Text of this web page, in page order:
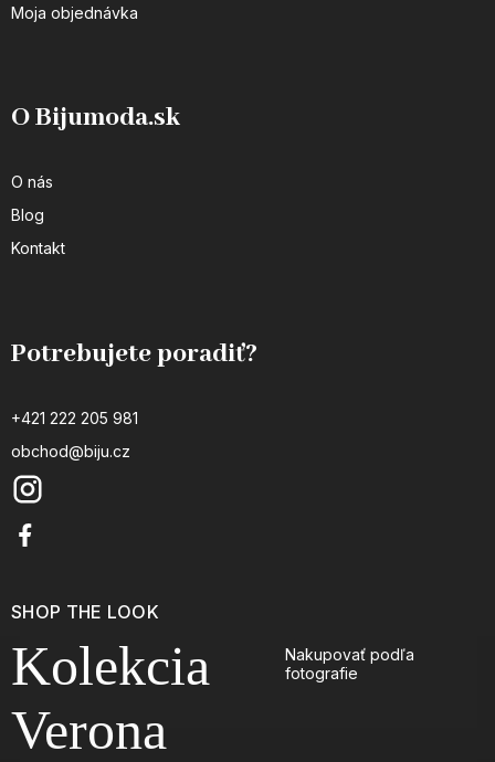
Moja objednávka
O Bijumoda.sk
O nás
Blog
Kontakt
Potrebujete poradiť?
+421 222 205 981
obchod@biju.cz
SHOP THE LOOK
Kolekcia
Verona
Nakupovať podľa
fotografie